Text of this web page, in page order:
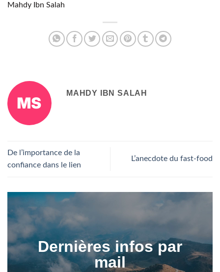
Mahdy Ibn Salah
MAHDY IBN SALAH
De l’importance de la
confiance dans le lien
L’anecdote du fast-food
Dernières infos par
mail